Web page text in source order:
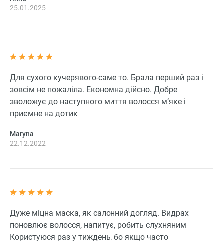
25.01.2025
Для сухого кучерявого-саме то. Брала перший раз і
зовсім не пожаліла. Економна дійсно. Добре
зволожує до наступного миття волосся м’яке і
приємне на дотик
Maryna
22.12.2022
Дуже міцна маска, як салонний догляд. Видрах
поновлює волосся, напитує, робить слухняним
Користуюся раз у тиждень, бо якщо часто